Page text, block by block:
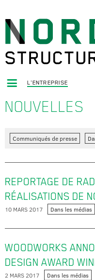
L'ENTREPRISE
NOUVELLES
Communiqués de presse
REPORTAGE DE
RÉALISATIONS DE
10 MARS 2017 Dans les médias
WOODWORKS
DESIGN AWARD
2 MARS 2017 Dans les médias